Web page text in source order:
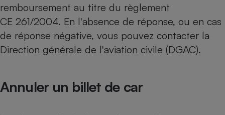
remboursement au titre du règlement
CE 261/2004. En l'absence de réponse, ou en cas
de réponse négative, vous pouvez contacter la
Direction générale de l'aviation civile (DGAC).
Annuler un billet de car